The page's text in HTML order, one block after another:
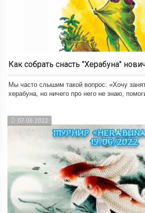
Как собрать снасть "Херабуна"
Мы часто слышим такой вопрос: «Хочу
херабуна, но ничего про него не знаю,
07.06.2022